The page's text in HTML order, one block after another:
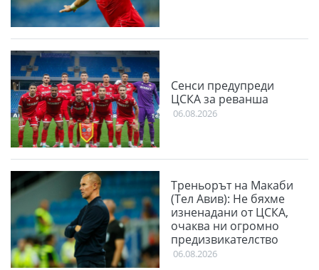
Сенси предупреди
ЦСКА за реванша
06.08.2026
Треньорът на Макаби
(Тел Авив): Не бяхме
изненадани от ЦСКА,
очаква ни огромно
предизвикателство
06.08.2026